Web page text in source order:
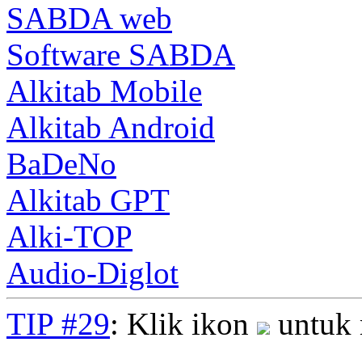
SABDA web
Software SABDA
Alkitab Mobile
Alkitab Android
BaDeNo
Alkitab GPT
Alki-TOP
Audio-Diglot
TIP #29: Klik ikon
untuk